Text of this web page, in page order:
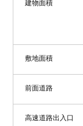
建物面積
敷地面積
前面道路
高速道路出入口